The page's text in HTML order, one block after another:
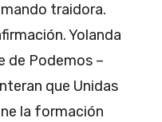
traidora.
Yolanda
de Podemos –
que Unidas
la formación